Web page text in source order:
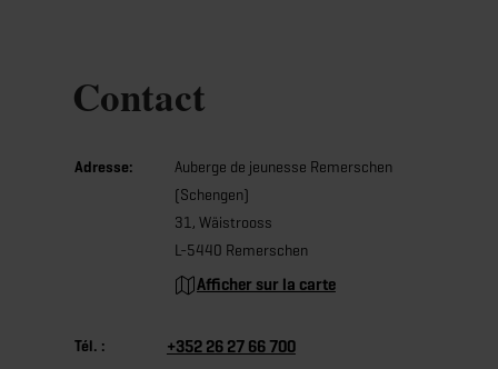
Contact
Adresse:
Auberge de jeunesse Remerschen
(Schengen)
31, Wäistrooss
L-5440 Remerschen
Afficher sur la carte
Tél. : +352 26 27 66 700